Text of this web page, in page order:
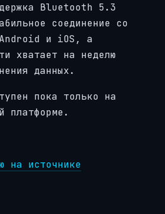
Bluetooth 5.3
соединение со
Android и iOS, а
хватает на неделю
данных.
пока только на
платформе.
на источнике